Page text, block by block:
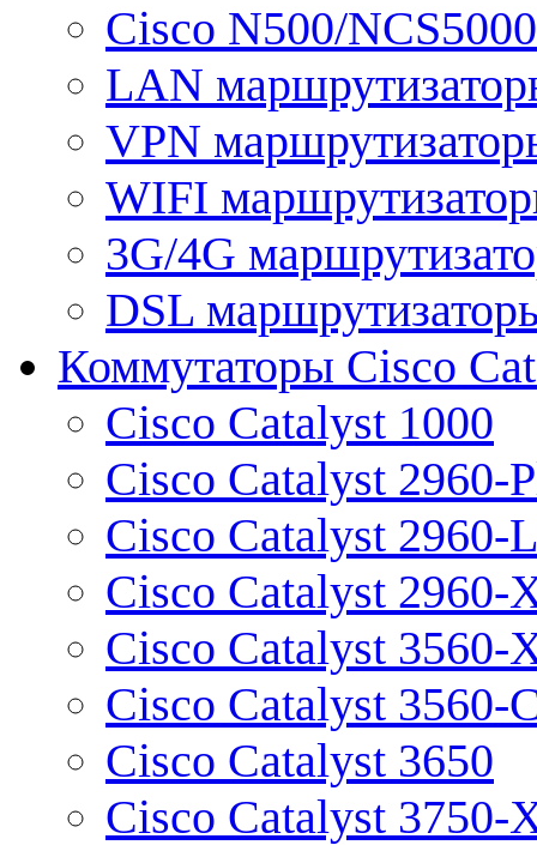
Cisco N500/
LAN
VPN
WIFI
3G/4G
DSL
Коммутаторы Cisco
Cisco Catalyst 1000
Cisco Catalyst 2960-
Cisco Catalyst 2960-L
Cisco Catalyst 2960-
Cisco Catalyst 3560-
Cisco Catalyst 3560-
Cisco Catalyst 3650
Cisco Catalyst 3750-